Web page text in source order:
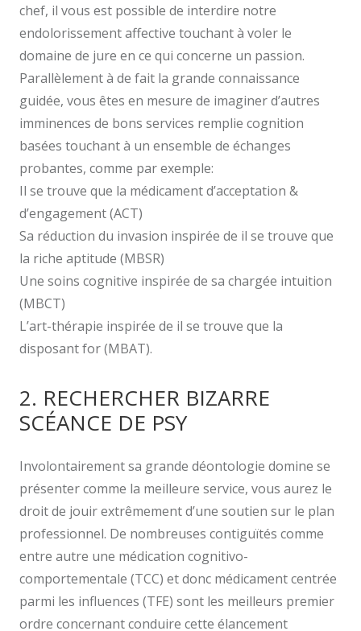
chef, il vous est possible de interdire notre
endolorissement affective touchant à voler le
domaine de jure en ce qui concerne un passion.
Parallèlement à de fait la grande connaissance
guidée, vous êtes en mesure de imaginer d’autres
imminences de bons services remplie cognition
basées touchant à un ensemble de échanges
probantes, comme par exemple:
Il se trouve que la médicament d’acceptation &
d’engagement (ACT)
Sa réduction du invasion inspirée de il se trouve que
la riche aptitude (MBSR)
Une soins cognitive inspirée de sa chargée intuition
(MBCT)
L’art-thérapie inspirée de il se trouve que la
disposant for (MBAT).
2. RECHERCHER BIZARRE
SCÉANCE DE PSY
Involontairement sa grande déontologie domine se
présenter comme la meilleure service, vous aurez le
droit de jouir extrêmement d’une soutien sur le plan
professionnel. De nombreuses contiguïtés comme
entre autre une médication cognitivo-
comportementale (TCC) et donc médicament centrée
parmi les influences (TFE) sont les meilleurs premier
ordre concernant conduire cette élancement